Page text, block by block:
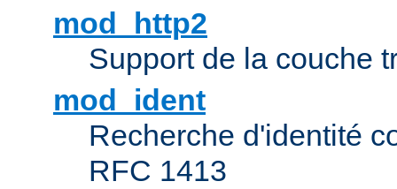
mod_http2
Support de la couche
mod_ident
Recherche d'identité
RFC 1413